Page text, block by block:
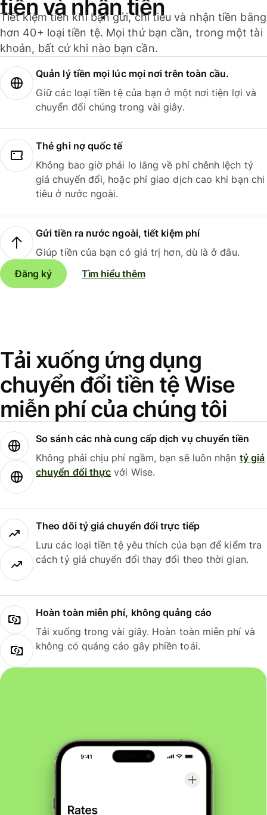
tiền và nhận tiền
Tiết kiệm tiền khi bạn gửi, chi tiêu và nhận tiền bằng
hơn 40+ loại tiền tệ. Mọi thứ bạn cần, trong một tài
khoản, bất cứ khi nào bạn cần.
Quản lý tiền mọi lúc mọi nơi trên toàn cầu.
Giữ các loại tiền tệ của bạn ở một nơi tiện lợi và
chuyển đổi chúng trong vài giây.
Thẻ ghi nợ quốc tế
Không bao giờ phải lo lắng về phí chênh lệch tỷ
giá chuyển đổi, hoặc phí giao dịch cao khi bạn chi
tiêu ở nước ngoài.
Gửi tiền ra nước ngoài, tiết kiệm phí
Giúp tiền của bạn có giá trị hơn, dù là ở đâu.
Đăng ký
Tìm hiểu thêm
Tải xuống ứng dụng
chuyển đổi tiền tệ Wise
miễn phí của chúng tôi
So sánh các nhà cung cấp dịch vụ chuyển tiền
Không phải chịu phí ngầm, bạn sẽ luôn nhận tỷ giá
chuyển đổi thực với Wise.
Theo dõi tỷ giá chuyển đổi trực tiếp
Lưu các loại tiền tệ yêu thích của bạn để kiểm tra
cách tỷ giá chuyển đổi thay đổi theo thời gian.
Hoàn toàn miễn phí, không quảng cáo
Tải xuống trong vài giây. Hoàn toàn miễn phí và
không có quảng cáo gây phiền toái.